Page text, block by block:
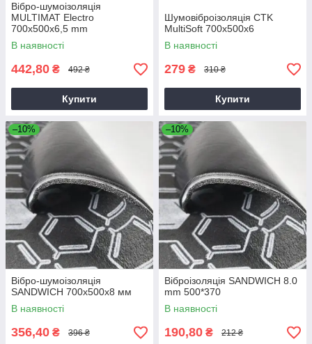
Вібро-шумоізоляція
MULTIMAT Electro
700x500x6,5 mm
В наявності
442,80 ₴ 492 ₴
Купити
Шумовіброізоляція CTK
MultiSoft 700x500x6
В наявності
279 ₴ 310 ₴
Купити
–10%
Вібро-шумоізоляція
SANDWICH 700x500x8 мм
В наявності
356,40 ₴ 396 ₴
–10%
Віброізоляція SANDWICH 8.0
mm 500*370
В наявності
190,80 ₴ 212 ₴